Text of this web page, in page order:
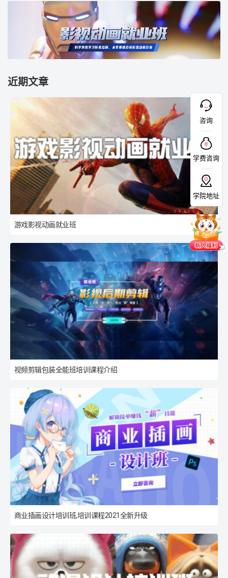
近期文章
游戏影视动画就业班
视频剪辑包装全能班培训课程介绍
商业插画设计培训班,培训课程2021全新升级
咨询
学费咨询
学院地址